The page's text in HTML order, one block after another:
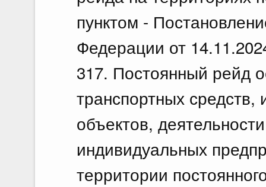
пунктом -
Федерации от
317. Постоянный рейд
транспортных
объектов,
индивидуальных
территории